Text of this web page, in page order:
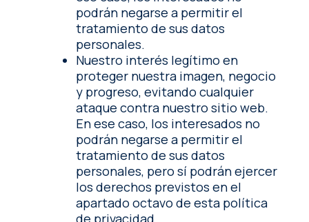
podrán negarse a permitir el
tratamiento de sus datos
personales.
Nuestro interés legítimo en
proteger nuestra imagen, negocio
y progreso, evitando cualquier
ataque contra nuestro sitio web.
En ese caso, los interesados no
podrán negarse a permitir el
tratamiento de sus datos
personales, pero sí podrán ejercer
los derechos previstos en el
apartado octavo de esta política